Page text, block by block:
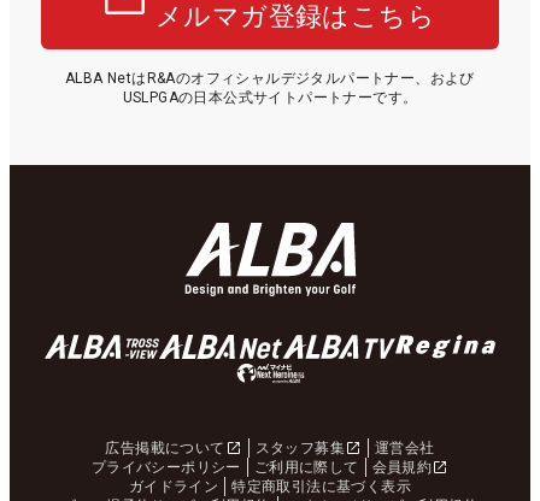
メルマガ登録はこちら
ALBA NetはR&Aのオフィシャルデジタルパートナー、および
USLPGAの日本公式サイトパートナーです。
広告掲載について スタッフ募集
運営会社
プライバシーポリシー
ご利用に際して
会員規約
ガイドライン
特定商取引法に基づく表示